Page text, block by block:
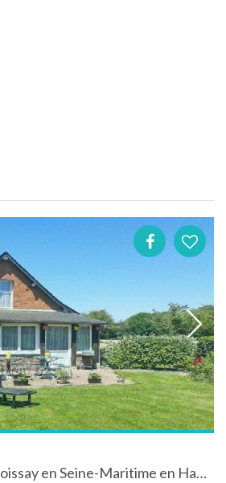
Gîte "Le Cellier" à Boissay en Seine-Maritime en Haute-Normandie proche d'une ferme laitière